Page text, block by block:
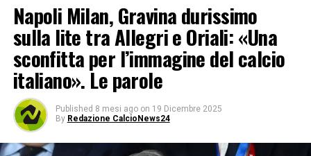
Napoli Milan, Gravina durissimo
sulla lite tra Allegri e Oriali: «Una
sconfitta per l’immagine del calcio
italiano». Le parole
Published 8 mesi ago on 19 Dicembre 2025
By Redazione CalcioNews24